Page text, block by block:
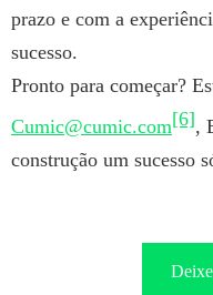
prazo e com a
sucesso.
Pronto para começar?
Cumic@cumic.com[6],
construção um sucesso